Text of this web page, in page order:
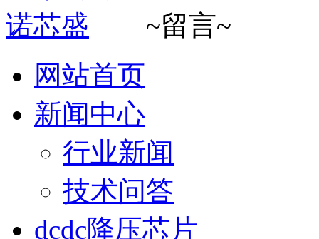
~留言~
网站首页
新闻中心
行业新闻
技术问答
dcdc降压芯片